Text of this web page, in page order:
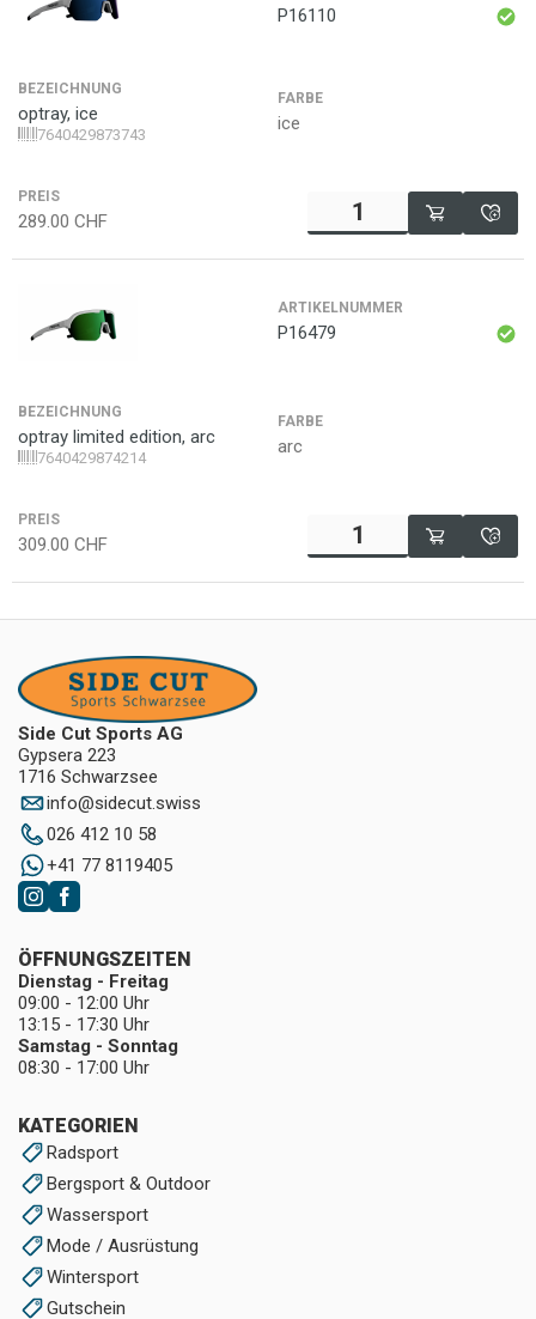
P16110
BEZEICHNUNG
optray, ice
7640429873743
FARBE
ice
PREIS
289.00 CHF
ARTIKELNUMMER
P16479
BEZEICHNUNG
optray limited edition, arc
7640429874214
FARBE
arc
PREIS
309.00 CHF
Side Cut Sports AG
Gypsera 223
1716 Schwarzsee
info@sidecut.swiss
026 412 10 58
+41 77 8119405
KATEGORIEN
Radsport
Bergsport & Outdoor
Wassersport
Mode / Ausrüstung
Wintersport
Gutschein
ÖFFNUNGSZEITEN
Dienstag - Freitag
09:00 - 12:00 Uhr
13:15 - 17:30 Uhr
Samstag - Sonntag
08:30 - 17:00 Uhr